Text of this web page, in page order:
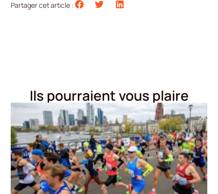
Partager cet article :
Ils pourraient vous plaire